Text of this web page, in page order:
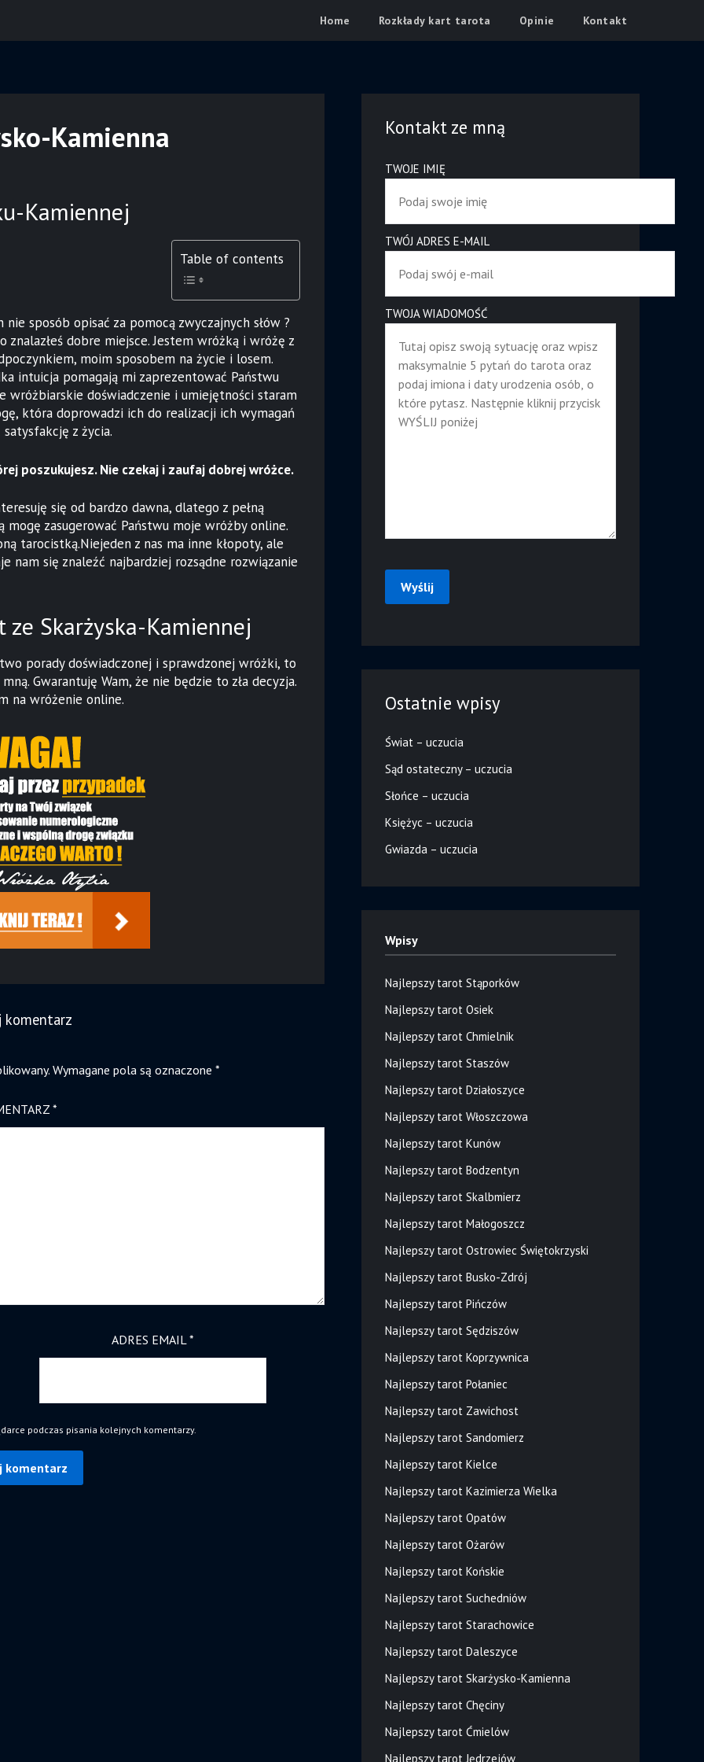
Home Rozkłady kart tarota Opinie Kontakt
Kamienna
Kamiennej
Table of contents
sposób opisać za pomocą zwyczajnych słów ?
dobre miejsce. Jestem wróżką i wróżę z
moim sposobem na życie i losem.
intuicja pomagają mi zaprezentować Państwu
doświadczenie i umiejętności staram
która doprowadzi ich do realizacji ich wymagań
z życia.
poszukujesz. Nie czekaj i zaufaj dobrej wróżce.
się od bardzo dawna, dlatego z pełną
mogę zasugerować Państwu moje wróżby online.
tarocistką.Niejeden z nas ma inne kłopoty, ale
nam się znaleźć najbardziej rozsądne rozwiązanie
Skarżyska-Kamiennej
porady doświadczonej i sprawdzonej wróżki, to
Gwarantuję Wam, że nie będzie to zła decyzja.
na wróżenie online.
komentarz
Wymagane pola są oznaczone *
*
ADRES EMAIL*
podczas pisania kolejnych komentarzy.
Kontakt ze mną
TWOJE IMIĘ
TWÓJ ADRES E-MAIL
TWOJA WIADOMOŚĆ
Ostatnie wpisy
Świat – uczucia
Sąd ostateczny – uczucia
Słońce – uczucia
Księżyc – uczucia
Gwiazda – uczucia
Wpisy
Najlepszy tarot Stąporków
Najlepszy tarot Osiek
Najlepszy tarot Chmielnik
Najlepszy tarot Staszów
Najlepszy tarot Działoszyce
Najlepszy tarot Włoszczowa
Najlepszy tarot Kunów
Najlepszy tarot Bodzentyn
Najlepszy tarot Skalbmierz
Najlepszy tarot Małogoszcz
Najlepszy tarot Ostrowiec Świętokrzyski
Najlepszy tarot Busko-Zdrój
Najlepszy tarot Pińczów
Najlepszy tarot Sędziszów
Najlepszy tarot Koprzywnica
Najlepszy tarot Połaniec
Najlepszy tarot Zawichost
Najlepszy tarot Sandomierz
Najlepszy tarot Kielce
Najlepszy tarot Kazimierza Wielka
Najlepszy tarot Opatów
Najlepszy tarot Ożarów
Najlepszy tarot Końskie
Najlepszy tarot Suchedniów
Najlepszy tarot Starachowice
Najlepszy tarot Daleszyce
Najlepszy tarot Skarżysko-Kamienna
Najlepszy tarot Chęciny
Najlepszy tarot Ćmielów
Najlepszy tarot Jędrzejów